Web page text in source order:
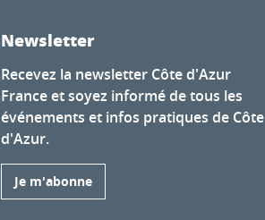
Newsletter
Recevez la newsletter Côte d'Azur
France et soyez informé de tous les
événements et infos pratiques de Côte
d'Azur.
Je m'abonne